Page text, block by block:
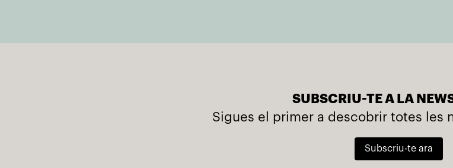
SUBSCRIU-TE A LA
Sigues el primer a descobrir totes les
Subscriu-te ara